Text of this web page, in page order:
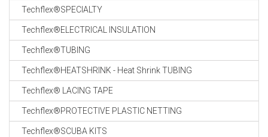
Techflex®SPECIALTY
Techflex®ELECTRICAL INSULATION
Techflex®TUBING
Techflex®HEATSHRINK - Heat Shrink TUBING
Techflex® LACING TAPE
Techflex®PROTECTIVE PLASTIC NETTING
Techflex®SCUBA KITS